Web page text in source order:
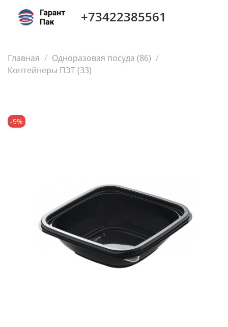
+73422385561
Главная
Одноразовая посуда (86)
Контейнеры ПЭТ (33)
-9%